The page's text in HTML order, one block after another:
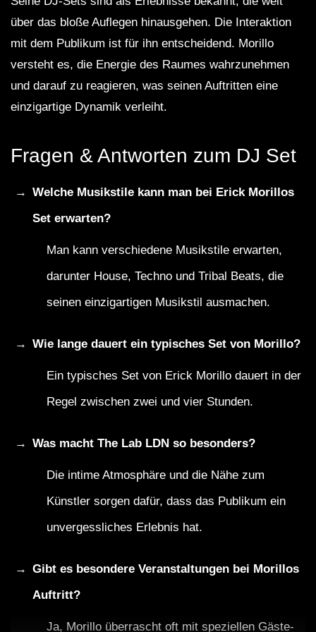
über das bloße Auflegen hinausgehen. Die Interaktion
mit dem Publikum ist für ihn entscheidend. Morillo
versteht es, die Energie des Raumes wahrzunehmen
und darauf zu reagieren, was seinen Auftritten eine
einzigartige Dynamik verleiht.
Fragen & Antworten zum DJ Set
Welche Musikstile kann man bei Erick Morillos
Set erwarten?
Man kann verschiedene Musikstile erwarten,
darunter House, Techno und Tribal Beats, die
seinen einzigartigen Musikstil ausmachen.
Wie lange dauert ein typisches Set von Morillo?
Ein typisches Set von Erick Morillo dauert in der
Regel zwischen zwei und vier Stunden.
Was macht The Lab LDN so besonders?
Die intime Atmosphäre und die Nähe zum
Künstler sorgen dafür, dass das Publikum ein
unvergessliches Erlebnis hat.
Gibt es besondere Veranstaltungen bei Morillos
Auftritt?
Ja, Morillo überrascht oft mit speziellen Gäste-